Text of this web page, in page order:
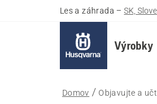
Les a záhrada – SK,
Výrobky
Domov Objavujte a